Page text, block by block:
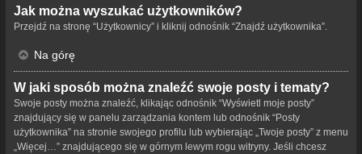
Jak można wyszukać użytkowników?
Przejdź na stronę “Użytkownicy” i kliknij odnośnik “Znajdź użytkownika”.
Na górę
W jaki sposób można znaleźć swoje posty i tematy?
Swoje posty można znaleźć, klikając odnośnik “Wyświetl moje posty”
znajdujący się w panelu zarządzania kontem lub odnośnik “Posty
użytkownika” na stronie swojego profilu lub wybierając „Twoje posty” z menu
„Więcej…” znajdującego się w górnym lewym rogu witryny. Jeśli chcesz